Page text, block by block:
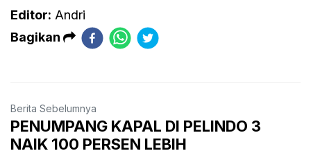
Editor: Andri
Bagikan
Berita Sebelumnya
PENUMPANG KAPAL DI PELINDO 3
NAIK 100 PERSEN LEBIH